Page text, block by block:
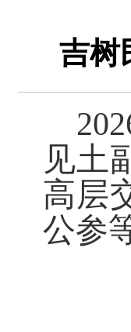
吉树
见土
高层
公参